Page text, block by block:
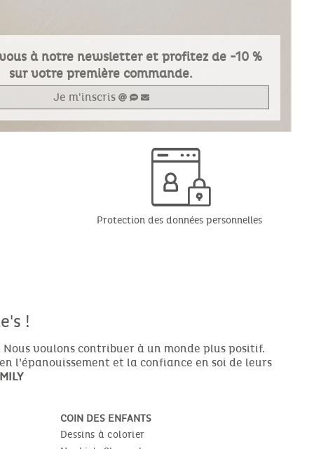
à notre newsletter et profitez de -10 %
sur votre première commande.
Je m'inscris
Protection des données personnelles
!
Nous voulons contribuer à un monde plus positif.
l’épanouissement et la confiance en soi de leurs
COIN DES ENFANTS
Dessins à colorier